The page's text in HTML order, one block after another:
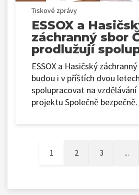
Tiskové zprávy
ESSOX a
záchranný sbor
prodlužují
ESSOX a Hasičský
budou i v příštích dvou letech
spolupracovat na
projektu Společně bezpečně.
1 2 3 ...